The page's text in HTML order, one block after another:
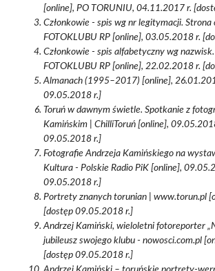
[online], PO TORUNIU, 04.11.2017 r.
Członkowie - spis wg nr legitymacji. Strona
FOTOKLUBU RP [online], 03.05.2018 r.
Członkowie - spis alfabetyczny wg
FOTOKLUBU RP [online], 22.02.2018 r.
Almanach (1995–2017) [online],
09.05.2018 r.]
Toruń w dawnym świetle. Spotkanie z
Kamińskim | ChilliToruń [online],
09.05.2018 r.]
Fotografie Andrzeja Kamińskiego na
Kultura - Polskie Radio PiK [online],
09.05.2018 r.]
Portrety znanych torunian | www.torun.pl
[dostęp 09.05.2018 r.]
Andrzej Kamiński, wieloletni fotoreporter
jubileusz swojego klubu - nowosci.com.pl
[dostęp 09.05.2018 r.]